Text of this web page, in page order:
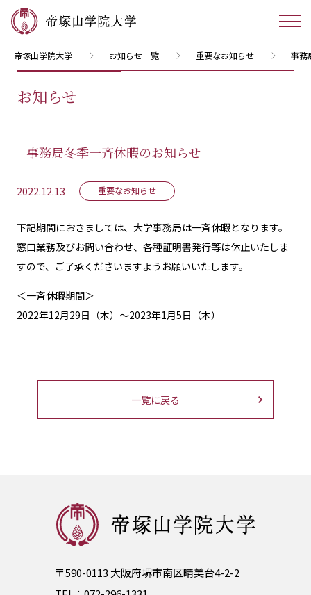
帝塚山学院大学 お知らせ一覧 重要なお知らせ 事務
お知らせ
​事務局冬季一斉休暇のお知らせ
2022.12.13 重要なお知らせ
下記期間におきましては、大学事務局は一斉休暇となります。
窓口業務及びお問い合わせ、各種証明書発行等は休止いたしま
すので、ご了承くださいますようお願いいたします。
＜一斉休暇期間＞
2022年12月29日（木）～2023年1月5日（木）
一覧に戻る
〒590-0113 大阪府堺市南区晴美台4-2-2